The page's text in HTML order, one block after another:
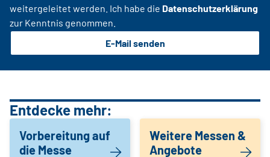
weitergeleitet werden. Ich habe die Datenschutzerklärung
zur Kenntnis genommen.
E-Mail senden
Entdecke mehr:
Vorbereitung auf
die Messe
Weitere Messen &
Angebote